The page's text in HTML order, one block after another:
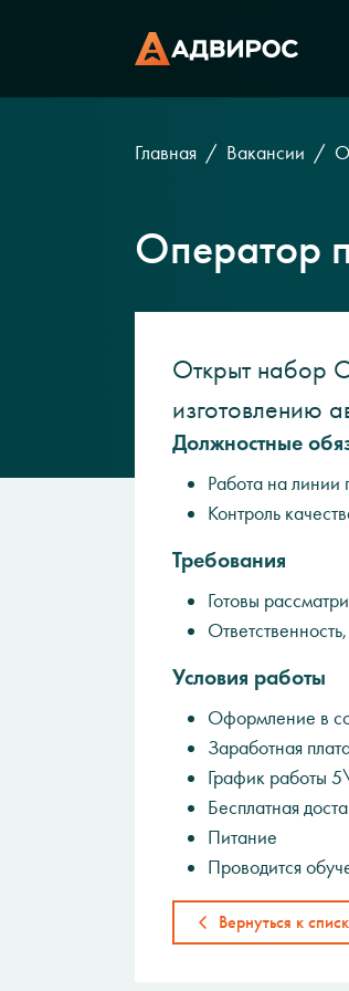
Главная Вакансии
Оператор
Открыт набор
изготовлению
Должностные
Работа на линии
Контроль
Требования
Готовы
Условия работы
Оформление в
Заработная
График работы
Бесплатная
Питание
Проводится
Вернуться к